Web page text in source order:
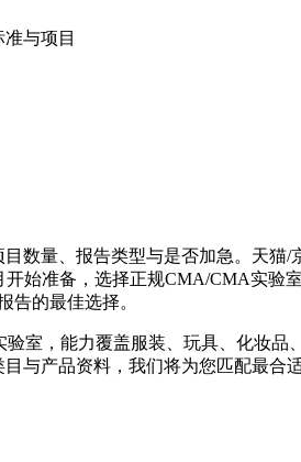
与项目
数量、报告类型与是否加急。天
始准备，选择正规CMA/CMA实
告的最佳选择。
室，能力覆盖服装、玩具、化妆
与产品资料，我们将为您匹配最合